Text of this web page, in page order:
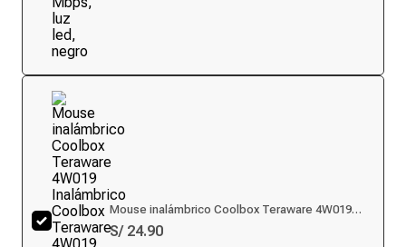
Mouse inalámbrico Coolbox Teraware 4W019
Inalámbrico Coolbox Teraware 4W019, receptor
USB, 1600 dpi, 4 botones, negro
S/ 24.90